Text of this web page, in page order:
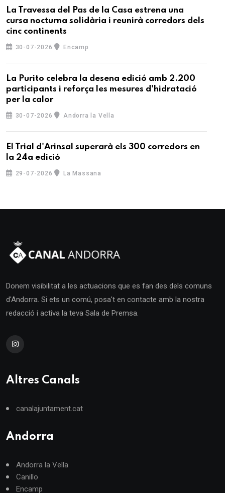
La Travessa del Pas de la Casa estrena una
cursa nocturna solidària i reunirà corredors dels
cinc continents
30-07-2026 Encamp
La Purito celebra la desena edició amb 2.200
participants i reforça les mesures d'hidratació
per la calor
30-07-2026 Andorra la Vella
El Trial d'Arinsal superarà els 300 corredors en
la 24a edició
29-07-2026 La Massana
Donem visibilitat a les actuacions que es fan des dels comuns
d'Andorra. Si ets un comú, posa't en contacte amb la nostra
redacció i activa la teva Sala de Premsa.
Altres Canals
canalajuntament.cat
Andorra
Andorra la Vella
Canillo
Encamp